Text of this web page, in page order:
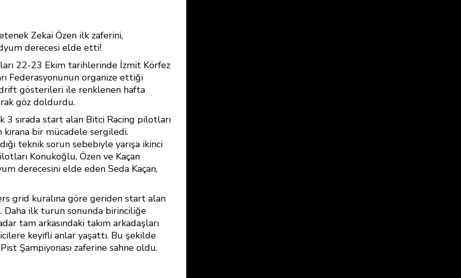
Zekai Özen ilk zaferini,
derecesi elde etti!
22-23 Ekim tarihlerinde İzmit Körfez
Federasyonunun organize ettiği
drift gösterileri ile renklenen hafta
göz doldurdu.
3 sırada start alan Bitci Racing pilotları
kırana bir mücadele sergiledi.
teknik sorun sebebiyle yarışa ikinci
Konukoğlu, Özen ve Kaçan
derecesini elde eden Seda Kaçan,
grid kuralına göre geriden start alan
Daha ilk turun sonunda birinciliğe
tam arkasındaki takım arkadaşları
keyifli anlar yaşattı. Bu şekilde
Şampiyonası zaferine sahne oldu.